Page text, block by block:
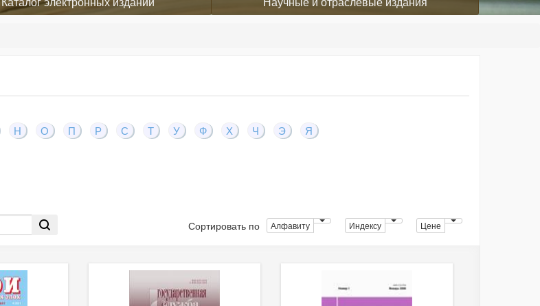
Н О П Р С Т У Ф Х Ч Э
Я
Сортировать по Алфавиту Индексу Цене